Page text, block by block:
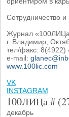
Сотрудничество
Журнал
г. Владимир,
тел/факс: 8(4922)
e-mail:
www.100lic.com
VK
INSTAGRAM
100ЛИЦа #
декабрь